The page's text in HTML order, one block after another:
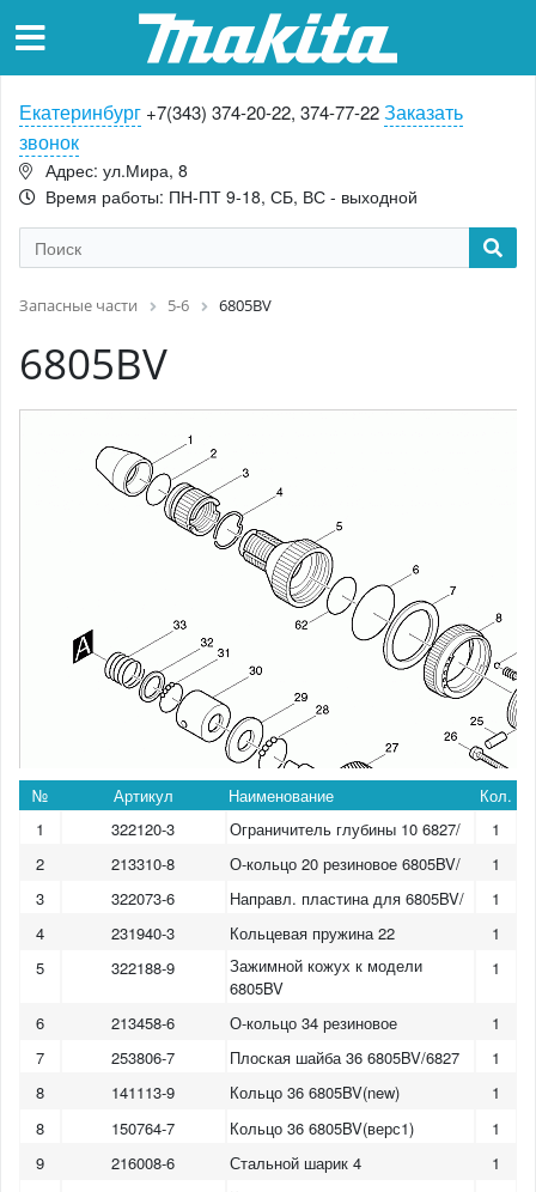
Екатеринбург +7(343) 374-20-22, 374-77-22Заказать
звонок
Адрес: ул.Мира, 8
Время работы: ПН-ПТ 9-18, СБ, ВС - выходной
Запасные части 5-6 6805BV
6805BV
№ Артикул Наименование
Кол.
1
322120-3 Ограничитель глубины 10 6827/
1
2
213310-8 О-кольцо 20 резиновое 6805BV/
1
3
322073-6 Направл. пластина для 6805BV/
1
4
231940-3 Кольцевая пружина 22
1
5
322188-9
Зажимной кожух к модели
6805BV
1
6 213458-6 О-кольцо 34 резиновое
1
7
253806-7 Плоская шайба 36 6805BV/6827
1
8
141113-9 Кольцо 36 6805BV(new)
1
8
150764-7 Кольцо 36 6805BV(верс1)
1
9
216008-6 Стальной шарик 4
1